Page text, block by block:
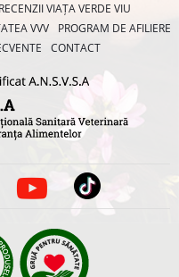
RECENZII VIAȚA VERDE VIU
VVV
PROGRAM DE AFILIERE
CONTACT